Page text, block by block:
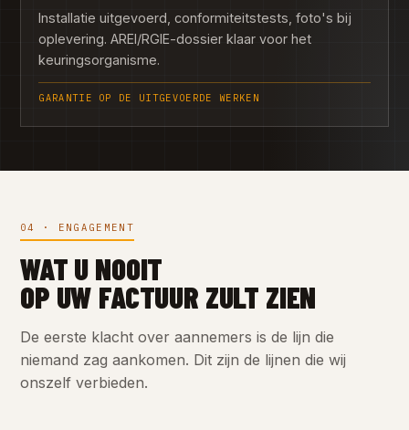
Installatie uitgevoerd, conformiteitstests, foto's bij
oplevering. AREI/RGIE-dossier klaar voor het
keuringsorganisme.
GARANTIE OP DE UITGEVOERDE WERKEN
04 · ENGAGEMENT
WAT U NOOIT
OP UW FACTUUR ZULT ZIEN
De eerste klacht over aannemers is de lijn die
niemand zag aankomen. Dit zijn de lijnen die wij
onszelf verbieden.